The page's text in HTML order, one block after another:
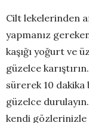
Cilt lekelerinden
yapmanız
kaşığı yoğurt ve
güzelce
sürerek 10 dakika
güzelce
kendi gözlerinizle